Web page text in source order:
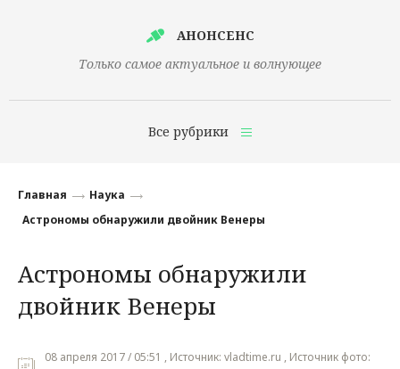
АНОНСЕНС
Только самое актуальное и волнующее
Все рубрики
Финансы
Наука
Культура
Общество
Главная
Наука
Астрономы обнаружили двойник Венеры
Астрономы обнаружили
двойник Венеры
08 апреля 2017 / 05:51 , Источник: vladtime.ru , Источник фото: